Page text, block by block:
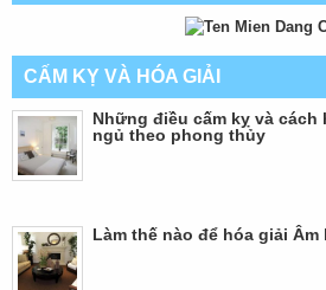
CẤM KỴ VÀ HÓA GIẢI
Những điều cấm kỵ và
ngủ theo phong thủy
Làm thế nào để hóa giải